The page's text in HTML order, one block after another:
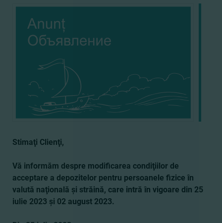
Stimaţi Clienţi,
Vă informăm despre modificarea condiţiilor de
acceptare a depozitelor pentru persoanele fizice în
valută naţională şi străină, care intră în vigoare din 25
iulie 2023 şi 02 august 2023.